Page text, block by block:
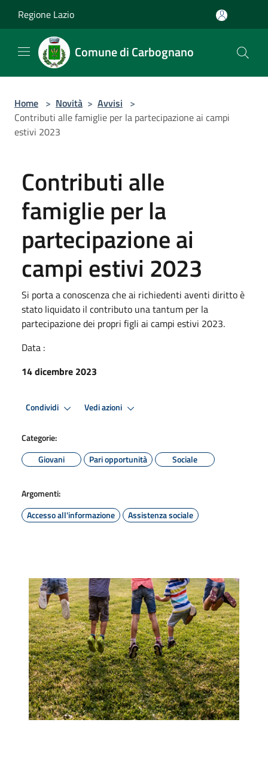
Regione Lazio
Comune di Carbognano
Home > Novità > Avvisi >
Contributi alle famiglie per la partecipazione ai campi
estivi 2023
Contributi alle
famiglie per la
partecipazione ai
campi estivi 2023
Si porta a conoscenza che ai richiedenti aventi diritto è
stato liquidato il contributo una tantum per la
partecipazione dei propri figli ai campi estivi 2023.
Data :
14 dicembre 2023
Condividi Vedi azioni
Categorie:
Giovani
Pari opportunità Sociale
Argomenti:
Accesso all'informazione
Assistenza sociale